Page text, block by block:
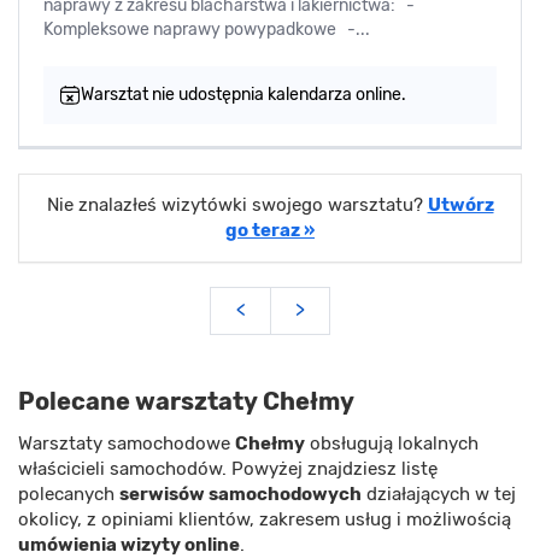
naprawy z zakresu blacharstwa i lakiernictwa: -
Kompleksowe naprawy powypadkowe -...
Warsztat nie udostępnia kalendarza online.
Nie znalazłeś wizytówki swojego warsztatu? Utwórz
go teraz »
< >
Polecane warsztaty Chełmy
Warsztaty samochodowe Chełmy obsługują lokalnych
właścicieli samochodów. Powyżej znajdziesz listę
polecanych serwisów samochodowych działających w tej
okolicy, z opiniami klientów, zakresem usług i możliwością
umówienia wizyty online.